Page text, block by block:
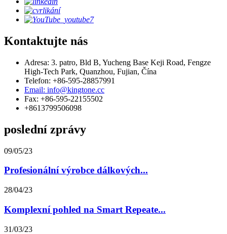
Kontaktujte nás
Adresa: 3. patro, Bld B, Yucheng Base Keji Road, Fengze
High-Tech Park, Quanzhou, Fujian, Čína
Telefon: +86-595-28857991
Email: info@kingtone.cc
Fax: +86-595-22155502
+8613799506098
poslední zprávy
09/05/23
Profesionální výrobce dálkových...
28/04/23
Komplexní pohled na Smart Repeate...
31/03/23